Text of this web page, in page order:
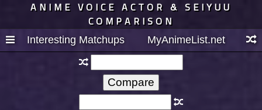
ANIME VOICE ACTOR & SEIYUU
COMPARISON
Interesting Matchups MyAnimeList.net